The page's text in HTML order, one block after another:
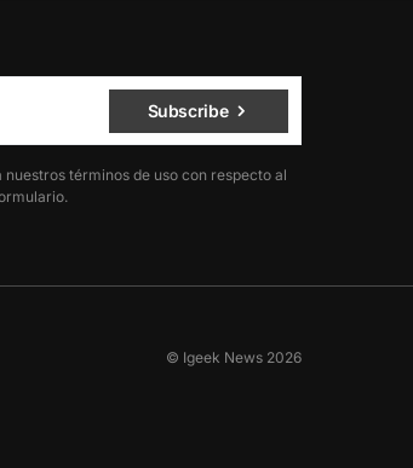
Subscribe
términos de uso con respecto al
© Igeek News 2026